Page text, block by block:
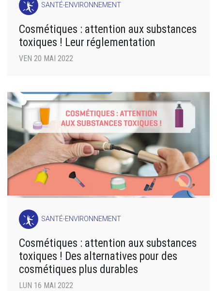
SANTÉ-ENVIRONNEMENT
Cosmétiques : attention aux substances
toxiques ! Leur réglementation
VEN 20 MAI 2022
SANTÉ-ENVIRONNEMENT
Cosmétiques : attention aux substances
toxiques ! Des alternatives pour des
cosmétiques plus durables
LUN 16 MAI 2022